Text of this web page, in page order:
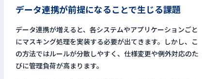
データ連携が前提になることで生じる課題
データ連携が増えると、各システムやアプリケーションごと
にマスキング処理を実装する必要が出てきます。しかし、こ
の方法ではルールが分散しやすく、仕様変更や例外対応のた
びに管理負荷が高まります。